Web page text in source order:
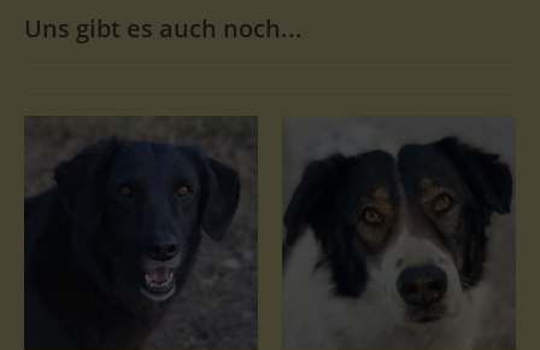
Uns gibt es auch noch...